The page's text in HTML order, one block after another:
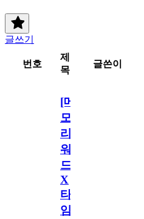
글쓰기
번호
제
목
글쓴이
[메
모
리
워
드
X
타
임